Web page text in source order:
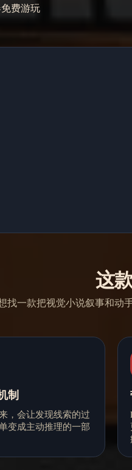
费游玩
这
找一款把视觉小说叙事和动
制
，会让发现线索的过
变成主动推理的一部